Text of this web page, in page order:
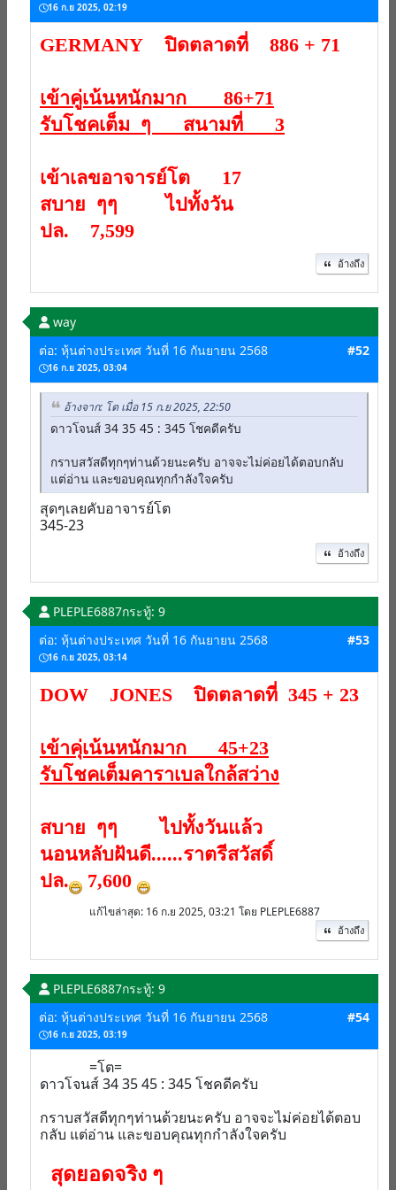
16 ก.ย 2025, 02:19
GERMANY ปิดตลาดที่ 886 + 71
เข้าคู่เน้นหนักมาก 86+71
รับโชคเต็ม ๆ สนามที่ 3
เข้าเลขอาจารย์โต 17
สบาย ๆๆ ไปทั้งวัน
ปล. 7,599
อ้างถึง
way
ต่อ: หุ้นต่างประเทศ วันที่ 16 กันยายน 2568
16 ก.ย 2025, 03:04
#52
อ้างจาก: โต เมื่อ 15 ก.ย 2025, 22:50
ดาวโจนส์ 34 35 45 : 345 โชคดีครับ
กราบสวัสดีทุกๆท่านด้วยนะครับ อาจจะไม่ค่อยได้ตอบกลับ
แต่อ่าน และขอบคุณทุกกำลังใจครับ
สุดๆเลยคับอาจารย์โต
345-23
อ้างถึง
PLEPLE6887กระทู้: 9
ต่อ: หุ้นต่างประเทศ วันที่ 16 กันยายน 2568
16 ก.ย 2025, 03:14
#53
DOW JONES ปิดตลาดที่ 345 + 23
เข้าคุ่เน้นหนักมาก 45+23
รับโชคเต็มคาราเบลใกล้สว่าง
สบาย ๆๆ ไปทั้งวันแล้ว
นอนหลับฝันดี......ราตรีสวัสดิ์
ปล.
7,600
แก้ไขล่าสุด: 16 ก.ย 2025, 03:21 โดย PLEPLE6887
อ้างถึง
PLEPLE6887กระทู้: 9
ต่อ: หุ้นต่างประเทศ วันที่ 16 กันยายน 2568
16 ก.ย 2025, 03:19
#54
=โต=
ดาวโจนส์ 34 35 45 : 345 โชคดีครับ
กราบสวัสดีทุกๆท่านด้วยนะครับ อาจจะไม่ค่อยได้ตอบ
กลับ แต่อ่าน และขอบคุณทุกกำลังใจครับ
สุดยอดจริง ๆ